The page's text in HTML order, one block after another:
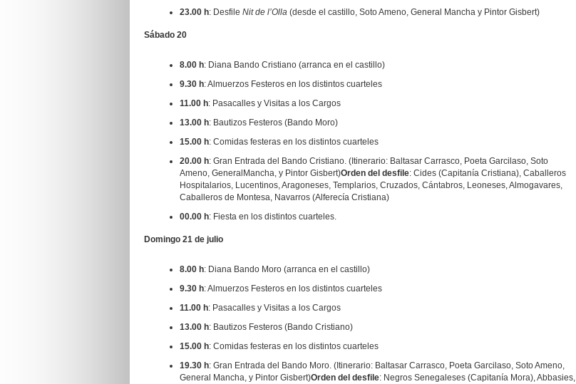
23.00 h: Desfile Nit de l’Olla (desde el castillo, Soto Ameno, General Mancha y Pintor Gisbert)
Sábado 20
8.00 h: Diana Bando Cristiano (arranca en el castillo)
9.30 h: Almuerzos Festeros en los distintos cuarteles
11.00 h: Pasacalles y Visitas a los Cargos
13.00 h: Bautizos Festeros (Bando Moro)
15.00 h: Comidas festeras en los distintos cuarteles
20.00 h: Gran Entrada del Bando Cristiano. (Itinerario: Baltasar Carrasco, Poeta Garcilaso, Soto
Ameno, GeneralMancha, y Pintor Gisbert)Orden del desfile: Cides (Capitanía Cristiana), Caballeros
Hospitalarios, Lucentinos, Aragoneses, Templarios, Cruzados, Cántabros, Leoneses, Almogavares,
Caballeros de Montesa, Navarros (Alferecía Cristiana)
00.00 h: Fiesta en los distintos cuarteles.
Domingo 21 de julio
8.00 h: Diana Bando Moro (arranca en el castillo)
9.30 h: Almuerzos Festeros en los distintos cuarteles
11.00 h: Pasacalles y Visitas a los Cargos
13.00 h: Bautizos Festeros (Bando Cristiano)
15.00 h: Comidas festeras en los distintos cuarteles
19.30 h: Gran Entrada del Bando Moro. (Itinerario: Baltasar Carrasco, Poeta Garcilaso, Soto Ameno,
General Mancha, y Pintor Gisbert)Orden del desfile: Negros Senegaleses (Capitanía Mora), Abbasies,